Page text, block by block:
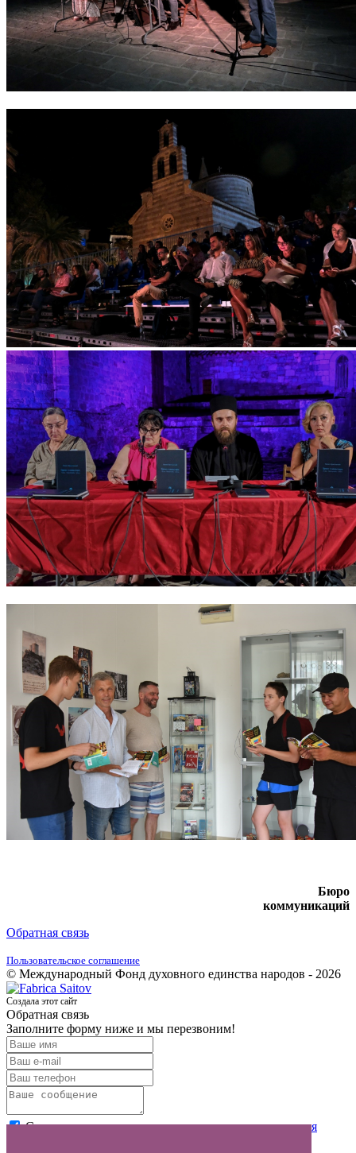
Бюро
коммуникаций
Обратная связь
Пользовательское соглашение
© Международный Фонд духовного единства народов - 2026
Создала этот сайт
Обратная связь
Заполните форму ниже и мы перезвоним!
Согласен с условиямипользовательского соглашения